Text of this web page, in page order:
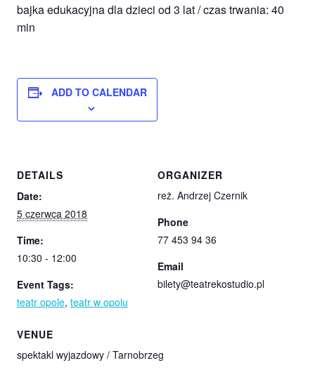
bajka edukacyjna dla dzieci od 3 lat / czas trwania: 40
min
ADD TO CALENDAR
DETAILS
Date:
5 czerwca 2018
Time:
10:30 - 12:00
Event Tags:
teatr opole, teatr w opolu
VENUE
spektakl wyjazdowy / Tarnobrzeg
ORGANIZER
reż. Andrzej Czernik
Phone
77 453 94 36
Email
bilety@teatrekostudio.pl